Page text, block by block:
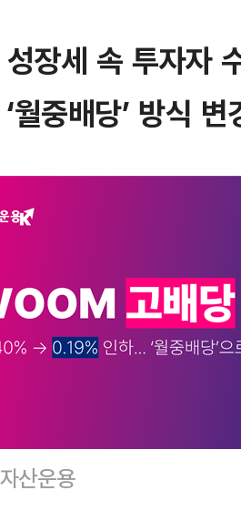
장세 속 투자자
월중배당’ 방식
산운용